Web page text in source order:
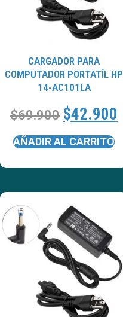
CARGADOR PARA
COMPUTADOR PORTATÍL HP
14-AC101LA
$69.900 $42.900
AÑADIR AL CARRITO